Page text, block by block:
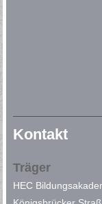
Kontakt
Träger
HEC